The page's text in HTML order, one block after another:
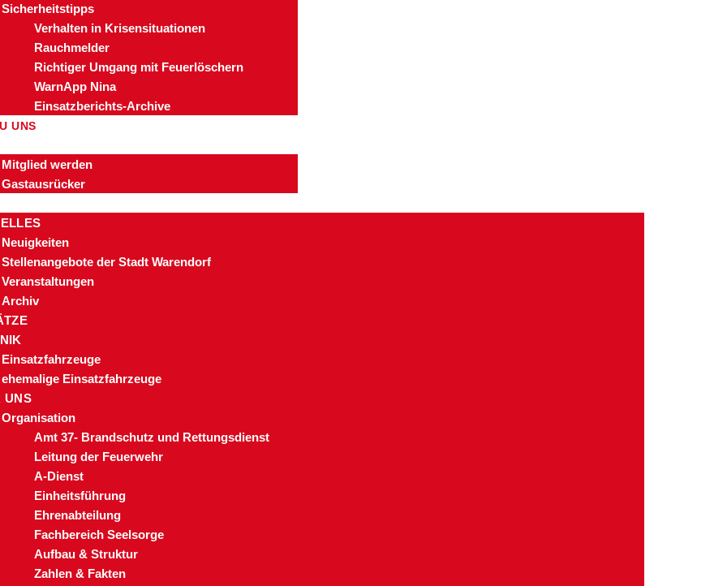
Sicherheitstipps
Verhalten in Krisensituationen
Rauchmelder
Richtiger Umgang mit Feuerlöschern
WarnApp Nina
Einsatzberichts-Archive
UNS
Mitglied werden
Gastausrücker
Neuigkeiten
Stellenangebote der Stadt Warendorf
Veranstaltungen
Archiv
Einsatzfahrzeuge
ehemalige Einsatzfahrzeuge
UNS
Organisation
Amt 37- Brandschutz und Rettungsdienst
Leitung der Feuerwehr
A-Dienst
Einheitsführung
Ehrenabteilung
Fachbereich Seelsorge
Aufbau & Struktur
Zahlen & Fakten